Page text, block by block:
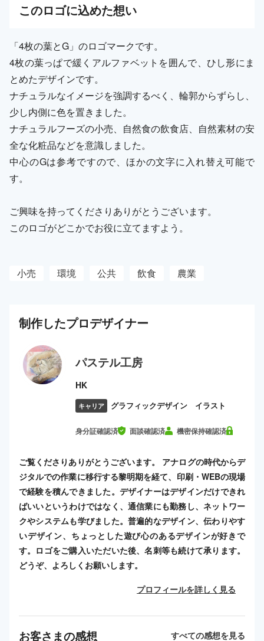
このロゴに込めた想い
「4枚の葉とG」のロゴマークです。
4枚の葉っぱで緩くアルファベットを囲んで、ひし形にま
とめたデザインです。
ナチュラルなイメージを強調するべく、輪郭からずらし、
少し内側に色を置きました。
ナチュラルフーズの小売、自然食の飲食店、自然素材の安
全な化粧品などを意識しました。
中心のGは参考ですので、ほかの文字に入れ替え可能で
す。
ご興味を持ってくださりありがとうございます。
このロゴがどこかでお役に立てますよう。
小売 環境 公共 飲食 農業
制作したプロデザイナー
パステル工房
HK
キャリア グラフィックデザイン イラスト
身分証確認済 面談確認済 機密保持確認済
ご覧くださりありがとうございます。 アナログの時代からデ
ジタルでの作業に移行する黎明期を経て、印刷・WEBの現場
で経験を積んできました。デザイナーはデザインだけできれ
ばいいというわけではなく、通信業にも勤務し、ネットワー
クやシステムも学びました。普遍的なデザイン、伝わりやす
いデザイン、ちょっとした遊び心のあるデザインが好きで
す。ロゴをご購入いただいた後、名刺等も続けて承ります。
どうぞ、よろしくお願いします。
プロフィールを詳しく見る
お客さまの感想 すべての感想を見る